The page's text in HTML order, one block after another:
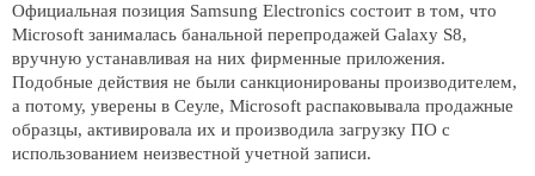
Официальная позиция Samsung Electronics состоит в том, что
Microsoft занималась банальной перепродажей Galaxy S8,
вручную устанавливая на них фирменные приложения.
Подобные действия не были санкционированы производителем,
а потому, уверены в Сеуле, Microsoft распаковывала продажные
образцы, активировала их и производила загрузку ПО с
использованием неизвестной учетной записи.